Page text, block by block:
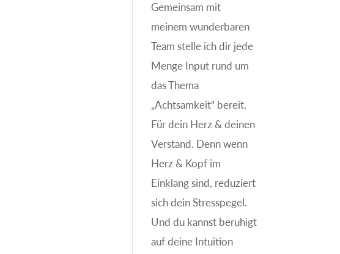
Gemeinsam mit
meinem wunderbaren
Team stelle ich dir jede
Menge Input rund um
das Thema
„Achtsamkeit“ bereit.
Für dein Herz & deinen
Verstand. Denn wenn
Herz & Kopf im
Einklang sind, reduziert
sich dein Stresspegel.
Und du kannst beruhigt
auf deine Intuition